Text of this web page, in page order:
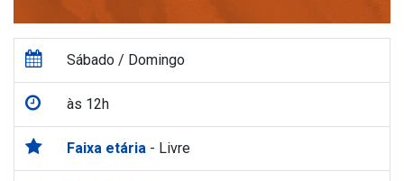
Sábado / Domingo
às 12h
Faixa etária - Livre